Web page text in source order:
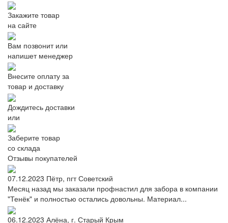
Закажите товар
на сайте
Вам позвонит или
напишет менеджер
Внесите оплату за
товар и доставку
Дождитесь доставки
или
Заберите товар
со склада
Отзывы покупателей
07.12.2023 Пётр, пгт Советский
Месяц назад мы заказали профнастил для забора в компании
"Тенёк" и полностью остались довольны. Материал...
06.12.2023 Алёна, г. Старый Крым